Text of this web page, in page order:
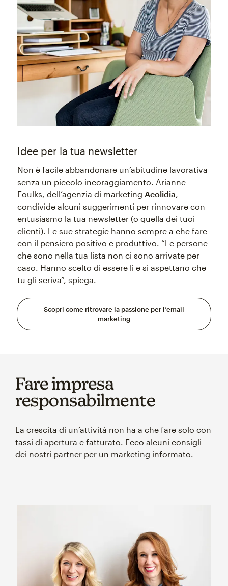
Idee per la tua newsletter
Non è facile abbandonare un’abitudine lavorativa
senza un piccolo incoraggiamento. Arianne
Foulks, dell’agenzia di marketing Aeolidia
condivide alcuni suggerimenti per rinnovare con
entusiasmo la tua newsletter (o quella dei tuoi
clienti). Le sue strategie hanno sempre a che fare
con il pensiero positivo e produttivo. “Le persone
che sono nella tua lista non ci sono arrivate per
caso. Hanno scelto di essere lì e si aspettano che
tu gli scriva”, spiega.
Scopri come ritrovare la passione per l’email
marketing
Fare impresa
responsabilmente
La crescita di un’attività non ha a che fare solo con
tassi di apertura e fatturato. Ecco alcuni consigli
dei nostri partner per un marketing informato.